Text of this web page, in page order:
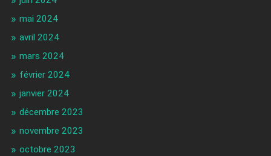
mai 2024
avril 2024
mars 2024
février 2024
janvier 2024
décembre 2023
novembre 2023
octobre 2023